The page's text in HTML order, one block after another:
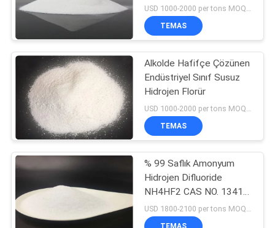
SITE
HARITASI
GIZLILIK
POLITIKASI
USD 1000-2000 per tons MOQ:1 ton/ton
TEMAS
Alkolde Hafifçe Çözünen
Endüstriyel Sınıf Susuz
Hidrojen Florür
TEMAS
% 99 Saflık Amonyum
Hidrojen Difluoride
NH4HF2 CAS NO. 1341-
49-7
TEMAS